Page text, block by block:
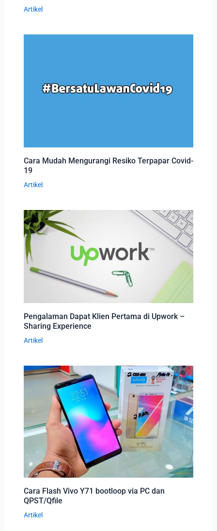
Artikel
Cara Mudah Mengurangi Resiko Terpapar Covid-
19
Artikel
Pengalaman Dapat Klien Pertama di Upwork –
Sharing Experience
Artikel
Cara Flash Vivo Y71 bootloop via PC dan
QPST/Qfile
Artikel